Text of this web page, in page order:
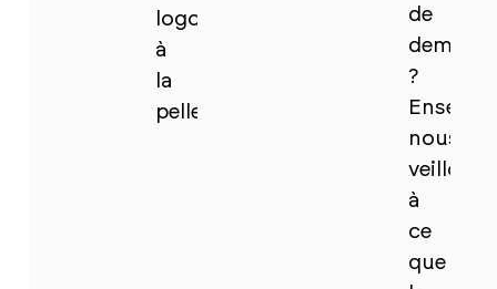
logo
à
la
pelle.
de
?
nous
veillons
à
ce
que